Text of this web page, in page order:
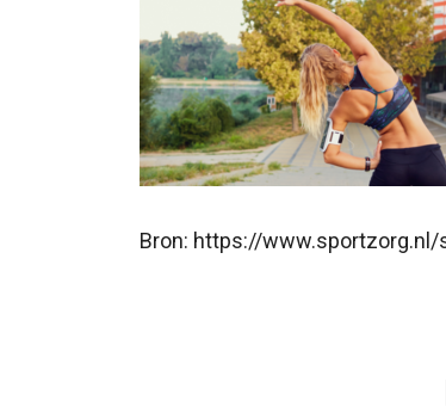
Bron: https://